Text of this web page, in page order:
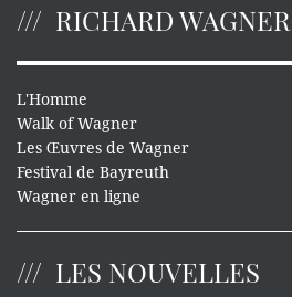
RICHARD WAGNER
L'Homme
Walk of Wagner
Les Œuvres de Wagner
Festival de Bayreuth
Wagner en ligne
LES NOUVELLES